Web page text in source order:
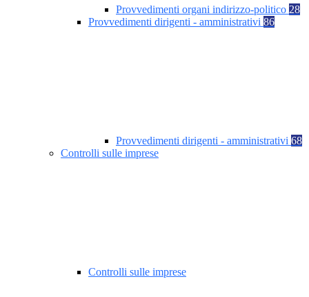
Provvedimenti organi indirizzo-politico 28
Provvedimenti dirigenti - amministrativi 86
Provvedimenti dirigenti - amministrativi 68
Controlli sulle imprese
Controlli sulle imprese